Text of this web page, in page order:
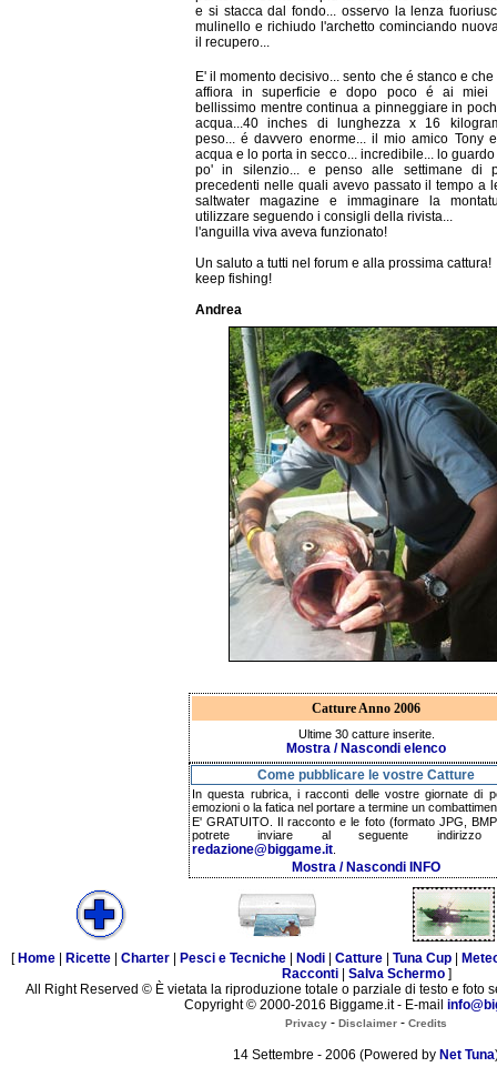
e si stacca dal fondo... osservo la lenza
mulinello e richiudo l'archetto cominciando
il recupero...
E' il momento decisivo... sento che é stanco e che
affiora in superficie e dopo poco é ai miei
bellissimo mentre continua a pinneggiare in
acqua...40 inches di lunghezza x 16
peso... é davvero enorme... il mio amico Tony
acqua e lo porta in secco... incredibile... lo
po' in silenzio... e penso alle settimane di
precedenti nelle quali avevo passato il tempo a
saltwater magazine e immaginare la
utilizzare seguendo i consigli della rivista...
l'anguilla viva aveva funzionato!
Un saluto a tutti nel forum e alla prossima cattura!
keep fishing!
Andrea
Catture Anno 2006
Ultime 30 catture inserite.
Mostra / Nascondi elenco
Come pubblicare le vostre Catture
In questa rubrica, i racconti delle vostre giornate di
emozioni o la fatica nel portare a termine un
E' GRATUITO. Il racconto e le foto (formato JPG,
potrete inviare al seguente indirizzo
redazione@biggame.it
Mostra / Nascondi INFO
[ Home Ricette Charter Pesci e Tecniche Nodi Catture Tuna Cup
Racconti| Salva Schermo]
All Right Reserved © È vietata la riproduzione totale o parziale di testo e foto
Copyright © 2000-2016 Biggame.it - E-mail
Privacy - Disclaimer - Credits
14 Settembre - 2006 (Powered by Net Tuna